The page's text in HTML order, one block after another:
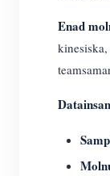
Enad